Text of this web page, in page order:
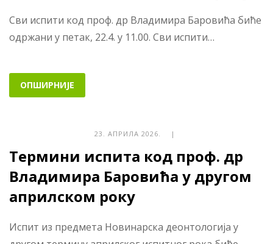
Сви испити код проф. др Владимира Баровића биће
одржани у петак, 22.4. у 11.00. Сви испити…
ОПШИРНИЈЕ
23. АПРИЛА 2026. |
Термини испита код проф. др
Владимира Баровића у другом
априлском року
Испит из предмета Новинарска деонтологија у